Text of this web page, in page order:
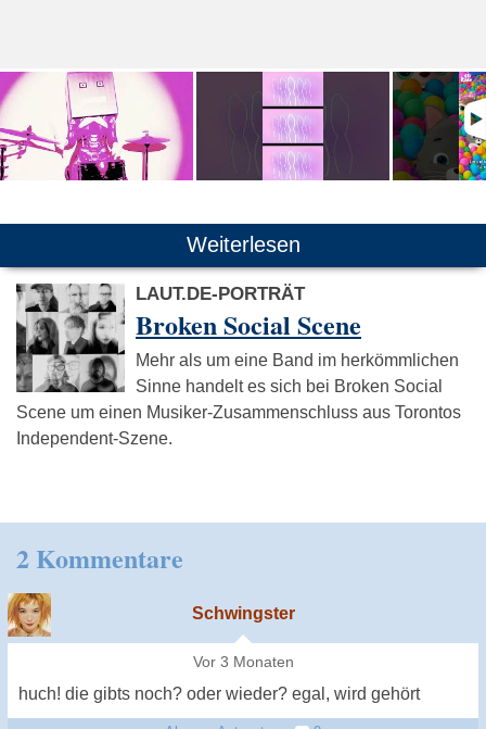
Weiterlesen
LAUT.DE-PORTRÄT
Broken Social Scene
Mehr als um eine Band im herkömmlichen
Sinne handelt es sich bei Broken Social
Scene um einen Musiker-Zusammenschluss aus Torontos
Independent-Szene.
2 Kommentare
Schwingster
Vor 3 Monaten
huch! die gibts noch? oder wieder? egal, wird gehört